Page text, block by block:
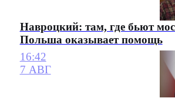
Навроцкий: там, где бьют
Польша оказывает помощь
16:42
7 АВГ